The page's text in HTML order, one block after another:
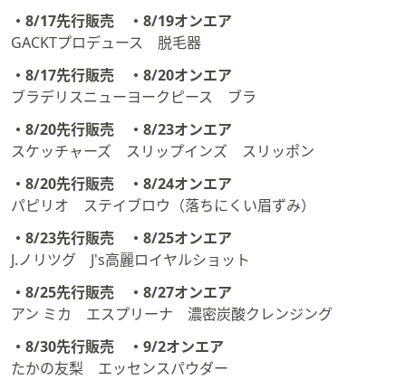
・8/17先行販売 ・8/19オンエア
GACKTプロデュース 脱毛器
・8/17先行販売 ・8/20オンエア
ブラデリスニューヨークピース ブラ
・8/20先行販売 ・8/23オンエア
スケッチャーズ スリップインズ スリッポン
・8/20先行販売 ・8/24オンエア
パピリオ ステイブロウ（落ちにくい眉ずみ）
・8/23先行販売 ・8/25オンエア
J.ノリツグ J's高麗ロイヤルショット
・8/25先行販売 ・8/27オンエア
アン ミカ エスプリーナ 濃密炭酸クレンジング
・8/30先行販売 ・9/2オンエア
たかの友梨 エッセンスパウダー